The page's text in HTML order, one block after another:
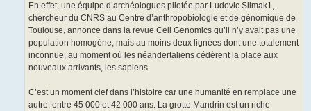
En effet, une équipe d’archéologues pilotée par Ludovic Slimak1,
chercheur du CNRS au Centre d’anthropobiologie et de génomique de
Toulouse, annonce dans la revue Cell Genomics qu’il n’y avait pas une
population homogène, mais au moins deux lignées dont une totalement
inconnue, au moment où les néandertaliens cédèrent la place aux
nouveaux arrivants, les sapiens.
C’est un moment clef dans l’histoire car une humanité en remplace une
autre, entre 45 000 et 42 000 ans. La grotte Mandrin est un riche